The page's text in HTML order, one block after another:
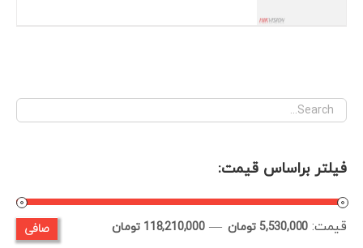
فیلتر براساس قیمت:
حداقل
حداكثر
صافی قيمت: 5,530,000 تومان —118,210,000 تومان